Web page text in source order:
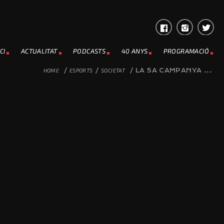
ACTUALITAT PODCASTS 40 ANYS PROGRAMACIÓ
HOME / ESPORTS / SOCIETAT / LA 5A CAMPANYA ...